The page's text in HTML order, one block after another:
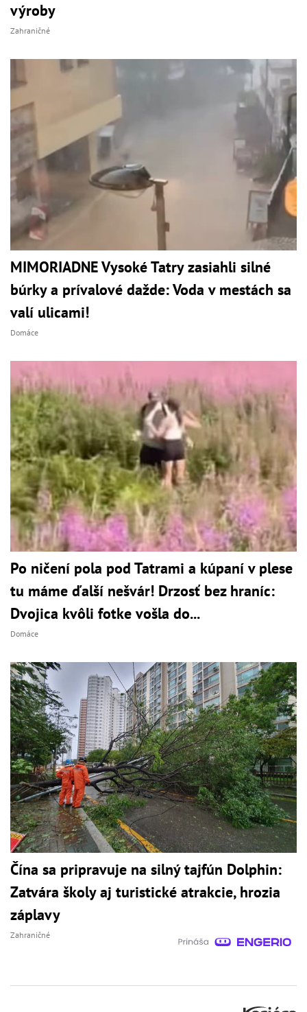
výroby
Zahraničné
MIMORIADNE Vysoké Tatry zasiahli silné
búrky a prívalové dažde: Voda v mestách sa
valí ulicami!
Domáce
Po ničení pola pod Tatrami a kúpaní v plese
tu máme ďalší nešvár! Drzosť bez hraníc:
Dvojica kvôli fotke vošla do...
Domáce
Čína sa pripravuje na silný tajfún Dolphin:
Zatvára školy aj turistické atrakcie, hrozia
záplavy
Zahraničné